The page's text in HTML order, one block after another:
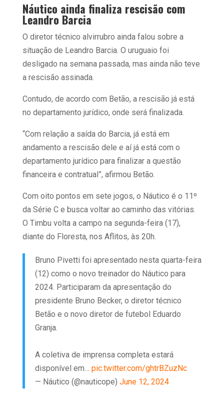
Náutico ainda finaliza rescisão com
Leandro Barcia
O diretor técnico alvirrubro ainda falou sobre a
situação de Leandro Barcia. O uruguaio foi
desligado na semana passada, mas ainda não teve
a rescisão assinada.
Contudo, de acordo com Betão, a rescisão já está
no departamento jurídico, onde será finalizada.
“Com relação a saída do Barcia, já está em
andamento a rescisão dele e aí já está com o
departamento jurídico para finalizar a questão
financeira e contratual”, afirmou Betão.
Com oito pontos em sete jogos, o Náutico é o 11º
da Série C e busca voltar ao caminho das vitórias.
O Timbu volta a campo na segunda-feira (17),
diante do Floresta, nos Aflitos, às 20h.
Bruno Pivetti foi apresentado nesta quarta-feira
(12) como o novo treinador do Náutico para
2024. Participaram da apresentação do
presidente Bruno Becker, o diretor técnico
Betão e o novo diretor de futebol Eduardo
Granja.
A coletiva de imprensa completa estará
disponível em… pic.twitter.com/ghtrBZuzNc
— Náutico (@nauticope) June 12, 2024